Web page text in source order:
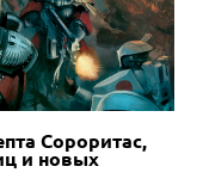
Сороритас,
и новых